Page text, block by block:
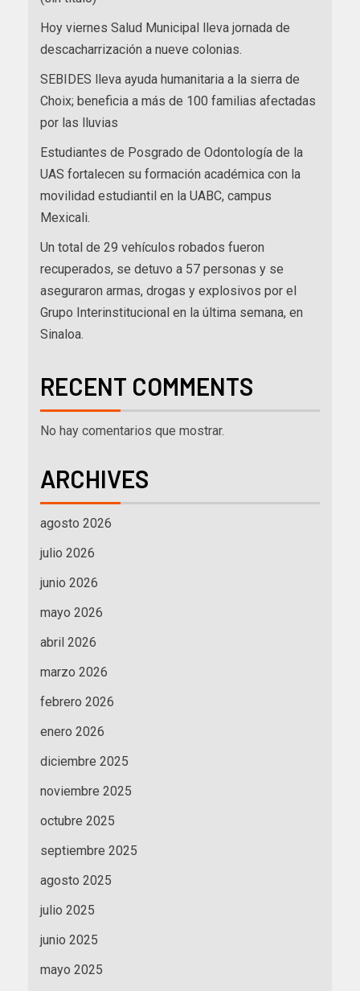
Hoy viernes Salud Municipal lleva jornada de
descacharrización a nueve colonias.
SEBIDES lleva ayuda humanitaria a la sierra de
Choix; beneficia a más de 100 familias afectadas
por las lluvias
Estudiantes de Posgrado de Odontología de la
UAS fortalecen su formación académica con la
movilidad estudiantil en la UABC, campus
Mexicali.
Un total de 29 vehículos robados fueron
recuperados, se detuvo a 57 personas y se
aseguraron armas, drogas y explosivos por el
Grupo Interinstitucional en la última semana, en
Sinaloa.
RECENT COMMENTS
No hay comentarios que mostrar.
ARCHIVES
agosto 2026
julio 2026
junio 2026
mayo 2026
abril 2026
marzo 2026
febrero 2026
enero 2026
diciembre 2025
noviembre 2025
octubre 2025
septiembre 2025
agosto 2025
julio 2025
junio 2025
mayo 2025